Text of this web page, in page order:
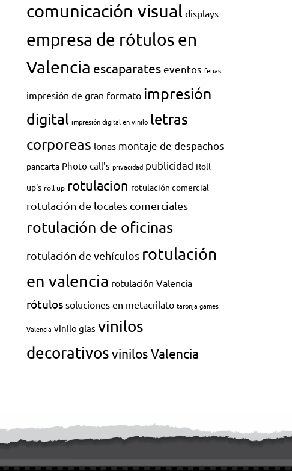
comunicación visual displays
empresa de rótulos en
Valencia escaparateseventos ferias
impresión de gran formato impresión
digital impresión digital en vinilo letras
corporeas lonas montaje de despachos
pancarta Photo-call's privacidad publicidad Roll-
up's roll up rotulacion rotulación comercial
rotulación de locales comerciales
rotulación de oficinas
rotulación de vehículos rotulación
en valencia rotulación Valencia
rótulos soluciones en metacrilato taronja games
Valencia vinilo glas vinilos
decorativosvinilos Valencia